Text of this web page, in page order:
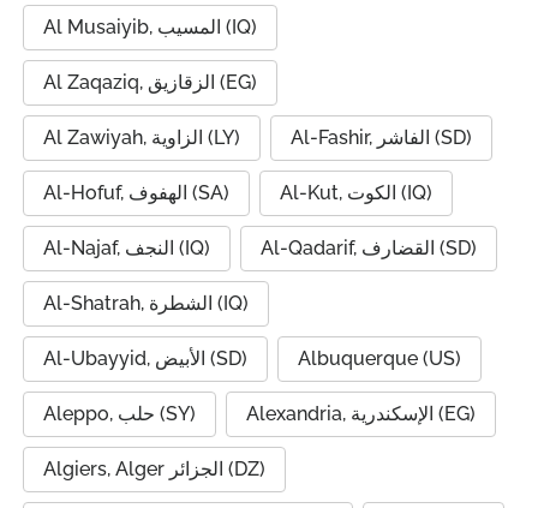
Al Musaiyib, المسيب (IQ)
Al Zaqaziq, الزقازيق (EG)
Al Zawiyah, الزاوية (LY) Al-Fashir, الفاشر (SD)
Al-Hofuf, الهفوف (SA) Al-Kut, الكوت (IQ)
Al-Najaf, النجف (IQ) Al-Qadarif, القضارف (SD)
Al-Shatrah, الشطرة (IQ)
Al-Ubayyid, الأبيض (SD) Albuquerque (US)
Aleppo, حلب (SY) Alexandria, الإسكندرية (EG)
Algiers, Alger الجزائر (DZ)